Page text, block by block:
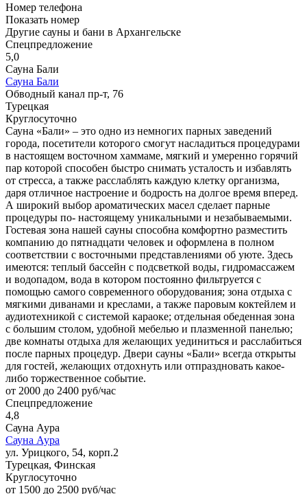
Номер телефона
Показать номер
Другие сауны и бани в Архангельске
Спецпредложение
5,0
Сауна Бали
Сауна Бали
Обводный канал пр-т, 76
Турецкая
Круглосуточно
Сауна «Бали» – это одно из немногих парных заведений
города, посетители которого смогут насладиться процедурами
в настоящем восточном хаммаме, мягкий и умеренно горячий
пар которой способен быстро снимать усталость и избавлять
от стресса, а также расслаблять каждую клетку организма,
даря отличное настроение и бодрость на долгое время вперед.
А широкий выбор ароматических масел сделает парные
процедуры по- настоящему уникальными и незабываемыми.
Гостевая зона нашей сауны способна комфортно разместить
компанию до пятнадцати человек и оформлена в полном
соответствии с восточными представлениями об уюте. Здесь
имеются: теплый бассейн с подсветкой воды, гидромассажем
и водопадом, вода в котором постоянно фильтруется с
помощью самого современного оборудования; зона отдыха с
мягкими диванами и креслами, а также паровым коктейлем и
аудиотехникой с системой караоке; отдельная обеденная зона
с большим столом, удобной мебелью и плазменной панелью;
две комнаты отдыха для желающих уединиться и расслабиться
после парных процедур. Двери сауны «Бали» всегда открыты
для гостей, желающих отдохнуть или отпраздновать какое-
либо торжественное событие.
от 2000 до 2400 руб/час
Спецпредложение
4,8
Сауна Аура
Сауна Аура
ул. Урицкого, 54, корп.2
Турецкая, Финская
Круглосуточно
от 1500 до 2500 руб/час